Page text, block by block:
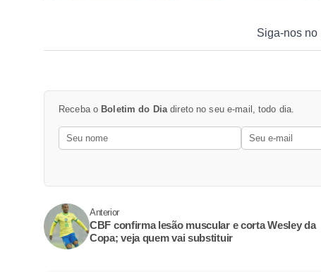
Siga-nos no
Receba o Boletim do Diadireto no seu e-mail, todo dia.
Anterior
CBF confirma lesão muscular e corta Wesley da
Copa; veja quem vai substituir